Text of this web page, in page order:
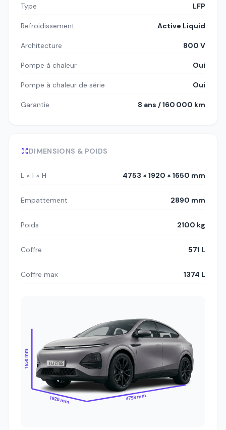
Type LFP
Refroidissement Active Liquid
Architecture 800 V
Pompe à chaleur Oui
Pompe à chaleur de série Oui
Garantie 8 ans / 160 000 km
DIMENSIONS & POIDS
L × l × H 4753 × 1920 × 1650 mm
Empattement 2890 mm
Poids 2100 kg
Coffre 571 L
Coffre max 1374 L
1650 mm
1920 mm 4753 mm